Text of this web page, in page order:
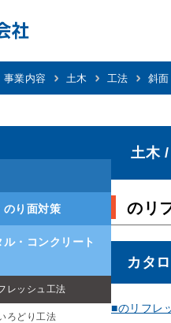
事業内容 土木 工法 斜
のり面対策
ル・コンクリート
レッシュ工法
ろどり工法
土木
のリ
カタ
■のリフレ